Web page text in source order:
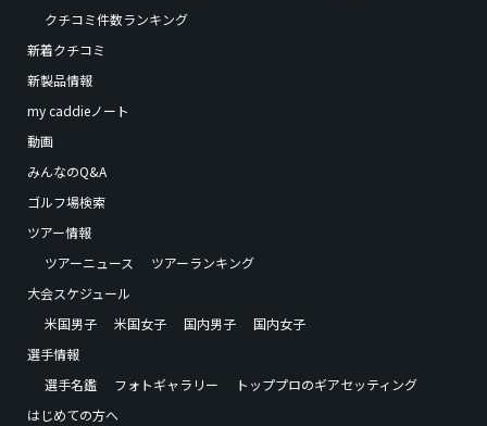
クチコミ件数ランキング
新着クチコミ
新製品情報
my caddieノート
動画
みんなのQ&A
ゴルフ場検索
ツアー情報
ツアーニュース
ツアーランキング
大会スケジュール
米国男子
米国女子 国内男子
国内女子
選手情報
選手名鑑
フォトギャラリー
トッププロのギアセッティング
はじめての方へ